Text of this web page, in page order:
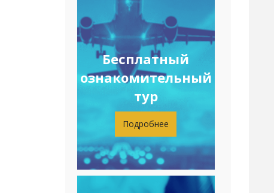
Бесплатный
ознакомительный
тур
Подробнее